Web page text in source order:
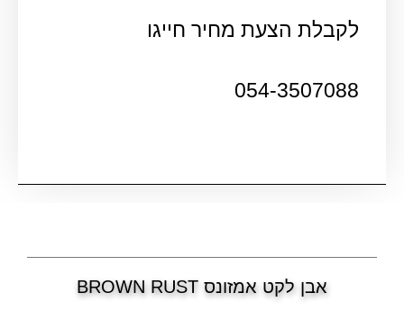
לקבלת הצעת מחיר חייגו
054-3507088
אבן לקט אמזונס BROWN RUST